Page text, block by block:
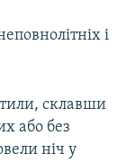
і
склавши
або без
ніч у